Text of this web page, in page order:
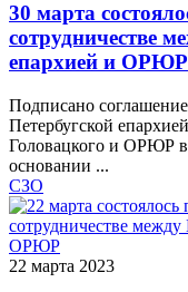
30 марта
сотрудничестве
епархией и ОРЮР
Подписано
Петербугской
Головацкого и ОРЮР в
основании ...
СЗО
22 марта 2023